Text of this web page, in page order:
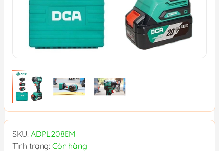
SKU: ADPL208EM
Tình trạng: Còn hàng